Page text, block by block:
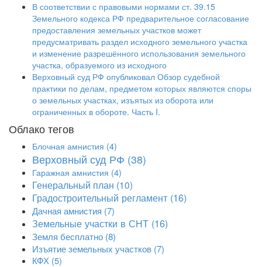
В соответствии с правовыми нормами ст. 39.15
Земельного кодекса РФ предварительное согласование
предоставления земельных участков может
предусматривать раздел исходного земельного участка
и изменение разрешённого использования земельного
участка, образуемого из исходного
Верховный суд РФ опубликовал Обзор судебной
практики по делам, предметом которых являются споры
о земельных участках, изъятых из оборота или
ограниченных в обороте. Часть I.
Облако тегов
Блочная амнистия (4)
Верховный суд РФ (38)
Гаражная амнистия (4)
Генеральный план (10)
Градостроительный регламент (16)
Дачная амнистия (7)
Земельные участки в СНТ (16)
Земля бесплатно (8)
Изъятие земельных участков (7)
КФХ (5)